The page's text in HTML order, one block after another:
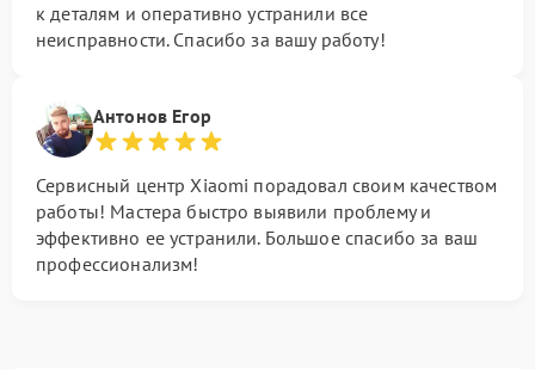
к деталям и оперативно устранили все
неисправности. Спасибо за вашу работу!
Антонов Егор
Сервисный центр Xiaomi порадовал своим качеством
работы! Мастера быстро выявили проблему и
эффективно ее устранили. Большое спасибо за ваш
профессионализм!